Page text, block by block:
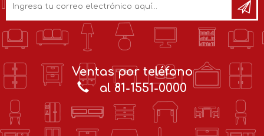
Ventas por teléfono
al 81-1551-0000